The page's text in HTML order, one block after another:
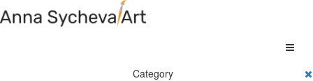
Category